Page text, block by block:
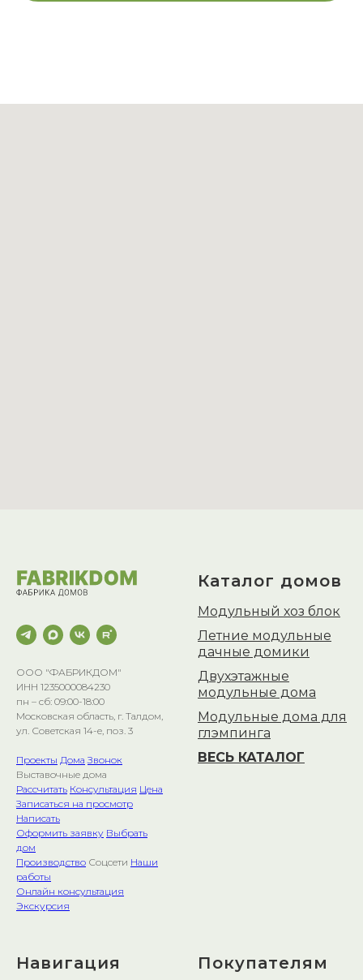
ООО "ФАБРИКДОМ"
ИНН 1235000084230
пн – сб: 09:00-18:00
Московская область, г. Талдом,
ул. Советская 14-е, поз. 3
Проекты Дома Звонок
Выставочные дома
Рассчитать Консультация Цена
Записаться на просмотр
Написать
Оформить заявку Выбрать
дом
Производство Соцсети Наши
работы
Онлайн консультация
Экскурсия
Каталог домов
Модульный хоз блок
Летние модульные
дачные домики
Двухэтажные
модульные дома
Модульные дома для
глэмпинга
ВЕСЬ КАТАЛОГ
Навигация Покупателям